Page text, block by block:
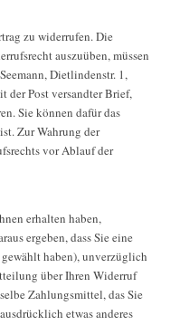
zu widerrufen. Die
auszuüben, müssen
Dietlindenstr. 1,
der Post versandter Brief,
Sie können dafür das
Zur Wahrung der
vor Ablauf der
erhalten haben,
ergeben, dass Sie eine
haben), unverzüglich
über Ihren Widerruf
Zahlungsmittel, das Sie
etwas anderes